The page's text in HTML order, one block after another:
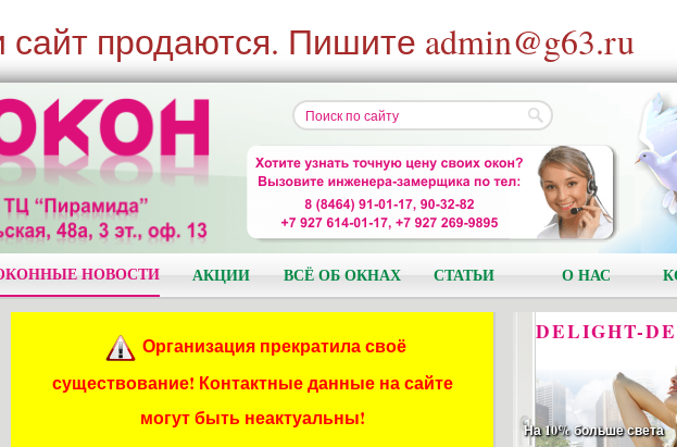
продаются. Пишите admin@g63.ru
НОВОСТИ АКЦИИ ВСЁ ОБ ОКНАХ СТАТЬИ О НАС
Организация прекратила своё
существование! Контактные данные на сайте
могут быть неактуальны!
Установи окно и
в подарок
сертификат на
DELIGHT-
На 10% больше света